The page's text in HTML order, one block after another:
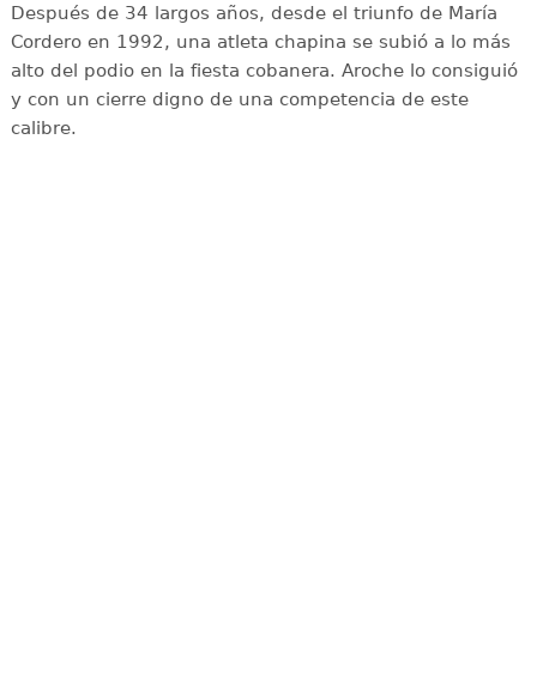
Después de 34 largos años, desde el triunfo de María
Cordero en 1992, una atleta chapina se subió a lo más
alto del podio en la fiesta cobanera. Aroche lo consiguió
y con un cierre digno de una competencia de este
calibre.